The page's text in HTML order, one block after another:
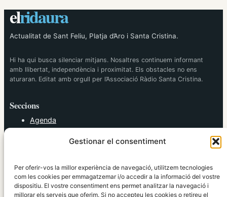
Gestionar el consentiment
Per oferir-vos la millor experiència de navegació, utilitzem tecnologies
com les cookies per emmagatzemar i/o accedir a la informació del vostre
dispositiu. El vostre consentiment ens permet analitzar la navegació i
millorar els serveis que oferim. Si no accepteu les cookies o retireu el
elridaura
Actualitat de Sant Feliu, Platja d’Aro i Santa Cristina.
Hi ha qui busca silenciar mitjans. Nosaltres continuem informant
amb llibertat, independència i proximitat. Els obstacles no ens
aturaran. Editat amb orgull per l’Associació Ràdio Santa Cristina.
Seccions
Agenda
Política
Societat
Tendències